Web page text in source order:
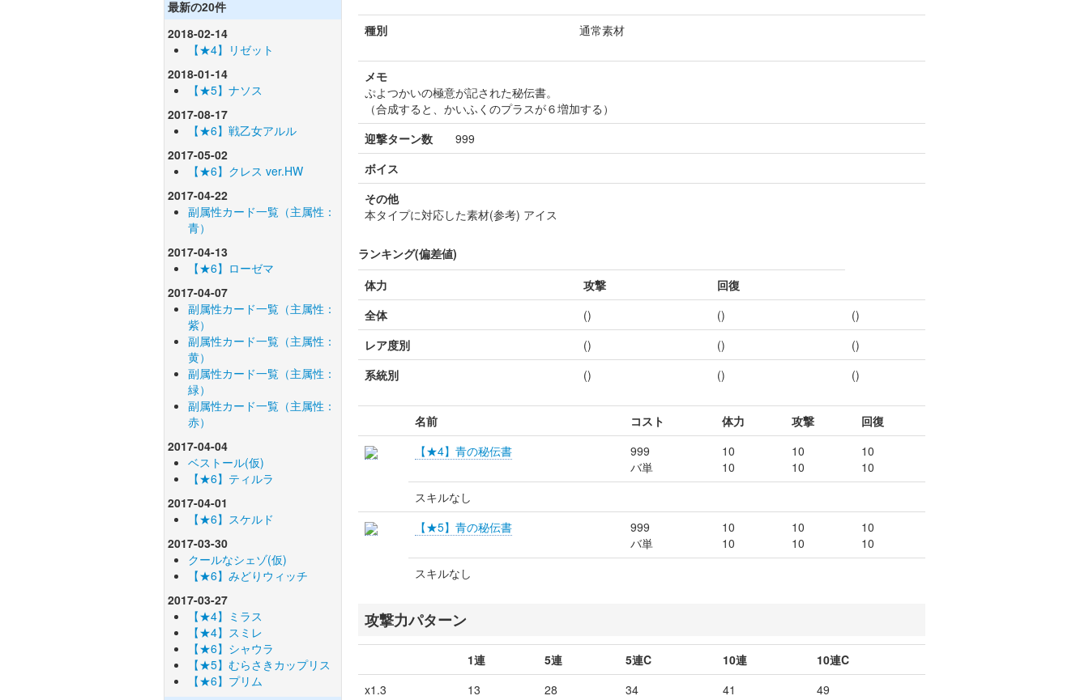
最新の20件
2018-02-14
【★4】リゼット
2018-01-14
【★5】ナソス
2017-08-17
【★6】戦乙女アルル
2017-05-02
【★6】クレス ver.HW
2017-04-22
副属性カード一覧（主属性：
青）
2017-04-13
【★6】ローゼマ
2017-04-07
副属性カード一覧（主属性：
紫）
副属性カード一覧（主属性：
黄）
副属性カード一覧（主属性：
緑）
副属性カード一覧（主属性：
赤）
2017-04-04
ベストール(仮)
【★6】ティルラ
2017-04-01
【★6】スケルド
2017-03-30
クールなシェゾ(仮)
【★6】みどりウィッチ
2017-03-27
【★4】ミラス
【★4】スミレ
【★6】シャウラ
【★5】むらさきカップリス
【★6】プリム
種別 通常素材
メモ
ぷよつかいの極意が記された秘伝書。
（合成すると、かいふくのプラスが６増加する）
迎撃ターン数 999
ボイス
その他
本タイプに対応した素材(参考) アイス
ランキング(偏差値)
体力
攻撃
回復
全体
() ()
()
レア度別
() ()
()
系統別
() () ()
名前 コスト 体力 攻撃
回復
【★4】青の秘伝書
999
バ単
10
10
10
10
10
10
スキルなし
【★5】青の秘伝書
999
バ単
10
10
10
10
10
10
スキルなし
攻撃力パターン
1連 5連 5連C 10連
10連C
x1.3
13 28 34 41
49